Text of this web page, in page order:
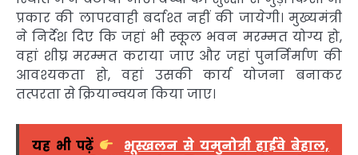
प्रकार की लापरवाही बर्दाश्त नहीं की जायेगी। मुख्यमंत्री
ने निर्देश दिए कि जहां भी स्कूल भवन मरम्मत योग्य हो,
वहां शीघ्र मरम्मत कराया जाए और जहां पुनर्निर्माण की
आवश्यकता हो, वहां उसकी कार्य योजना बनाकर
तत्परता से क्रियान्वयन किया जाए।
यह भी पढ़ें
भूस्खलन से यमुनोत्री हाईवे बेहाल,